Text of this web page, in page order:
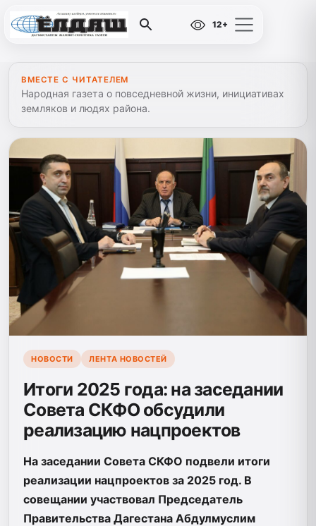
12+
ВМЕСТЕ С ЧИТАТЕЛЕМ
Народная газета о повседневной жизни, инициативах
земляков и людях района.
НОВОСТИ ЛЕНТА НОВОСТЕЙ
Итоги 2025 года: на заседании
Совета СКФО обсудили
реализацию нацпроектов
На заседании Совета СКФО подвели итоги
реализации нацпроектов за 2025 год. В
совещании участвовал Председатель
Правительства Дагестана Абдулмуслим